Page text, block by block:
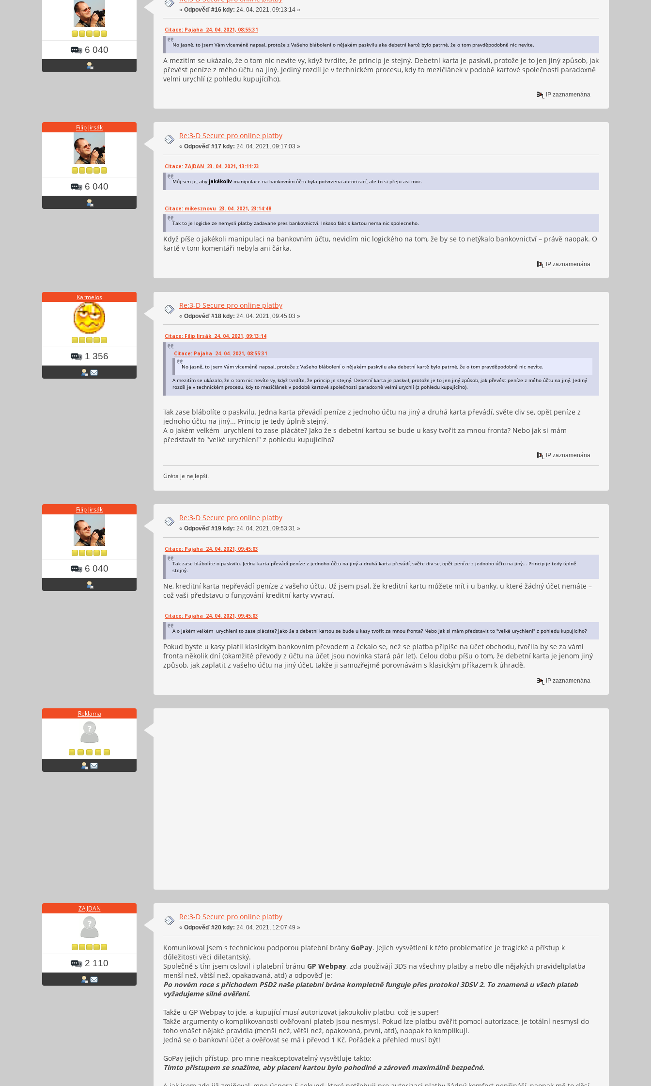
6 040
« Odpověď #16 kdy: 24. 04. 2021, 09:13:14 »
Citace: Pajaha 24. 04. 2021, 08:55:31
No jasně, to jsem Vám víceméně napsal, protože z Vašeho blábolení o nějakém paskvilu aka debetní kartě bylo patrné, že o tom pravděpodobně nic nevíte.
A mezitím se ukázalo, že o tom nic nevíte vy, když tvrdíte, že princip je stejný. Debetní karta je paskvil, protože je to jen jiný způsob, jak
převést peníze z mého účtu na jiný. Jediný rozdíl je v technickém procesu, kdy to mezičlánek v podobě kartové společnosti paradoxně
velmi urychlí (z pohledu kupujícího).
IP zaznamenána
Filip Jirsák
6 040
Re:3-D Secure pro online platby
« Odpověď #17 kdy: 24. 04. 2021, 09:17:03 »
Citace: ZAJDAN 23. 04. 2021, 13:11:23
Můj sen je, aby jakákoliv manipulace na bankovním účtu byla potvrzena autorizací, ale to si přeju asi moc.
Citace: mikesznovu 23. 04. 2021, 23:14:48
Tak to je logicke ze nemysli platby zadavane pres bankovnictvi. Inkaso fakt s kartou nema nic spolecneho.
Když píše o jakékoli manipulaci na bankovním účtu, nevidím nic logického na tom, že by se to netýkalo bankovnictví – právě naopak. O
kartě v tom komentáři nebyla ani čárka.
IP zaznamenána
Karmelos
1 356
Re:3-D Secure pro online platby
« Odpověď #18 kdy: 24. 04. 2021, 09:45:03 »
Citace: Filip Jirsák 24. 04. 2021, 09:13:14
Citace: Pajaha 24. 04. 2021, 08:55:31
No jasně, to jsem Vám víceméně napsal, protože z Vašeho blábolení o nějakém paskvilu aka debetní kartě bylo patrné, že o tom pravděpodobně nic nevíte.
A mezitím se ukázalo, že o tom nic nevíte vy, když tvrdíte, že princip je stejný. Debetní karta je paskvil, protože je to jen jiný způsob, jak převést peníze z mého účtu na jiný. Jediný
rozdíl je v technickém procesu, kdy to mezičlánek v podobě kartové společnosti paradoxně velmi urychlí (z pohledu kupujícího).
Tak zase blábolíte o paskvilu. Jedna karta převádí peníze z jednoho účtu na jiný a druhá karta převádí, světe div se, opět peníze z
jednoho účtu na jiný... Princip je tedy úplně stejný.
A o jakém velkém urychlení to zase plácáte? Jako že s debetní kartou se bude u kasy tvořit za mnou fronta? Nebo jak si mám
představit to "velké urychlení" z pohledu kupujícího?
IP zaznamenána
Gréta je nejlepší.
Filip Jirsák
6 040
Re:3-D Secure pro online platby
« Odpověď #19 kdy: 24. 04. 2021, 09:53:31 »
Citace: Pajaha 24. 04. 2021, 09:45:03
Tak zase blábolíte o paskvilu. Jedna karta převádí peníze z jednoho účtu na jiný a druhá karta převádí, světe div se, opět peníze z jednoho účtu na jiný... Princip je tedy úplně
stejný.
Ne, kreditní karta nepřevádí peníze z vašeho účtu. Už jsem psal, že kreditní kartu můžete mít i u banky, u které žádný účet nemáte –
což vaši představu o fungování kreditní karty vyvrací.
Citace: Pajaha 24. 04. 2021, 09:45:03
A o jakém velkém urychlení to zase plácáte? Jako že s debetní kartou se bude u kasy tvořit za mnou fronta? Nebo jak si mám představit to "velké urychlení" z pohledu kupujícího?
Pokud byste u kasy platil klasickým bankovním převodem a čekalo se, než se platba připíše na účet obchodu, tvořila by se za vámi
fronta několik dní (okamžité převody z účtu na účet jsou novinka stará pár let). Celou dobu píšu o tom, že debetní karta je jenom jiný
způsob, jak zaplatit z vašeho účtu na jiný účet, takže ji samozřejmě porovnávám s klasickým příkazem k úhradě.
IP zaznamenána
Reklama
ZAJDAN
2 110
Re:3-D Secure pro online platby
« Odpověď #20 kdy: 24. 04. 2021, 12:07:49 »
Komunikoval jsem s technickou podporou platební brány GoPay. Jejich vysvětlení k této problematice je tragické a přístup k
důležitosti věci diletantský.
Společně s tím jsem oslovil i platební bránu GP Webpay, zda použivájí 3DS na všechny platby a nebo dle nějakých pravidel(platba
menší než, větší než, opakaovaná, atd) a odpověď je:
Po novém roce s příchodem PSD2 naše platební brána kompletně funguje přes protokol 3DSV 2. To znamená u všech plateb
vyžadujeme silné ověření.
Takže u GP Webpay to jde, a kupující musí autorizovat jakoukoliv platbu, což je super!
Takže argumenty o komplikovanosti ověřovaní plateb jsou nesmysl. Pokud lze platbu ověřit pomocí autorizace, je totální nesmysl do
toho vnášet nějaké pravidla (menší než, větší než, opakovaná, první, atd), naopak to komplikují.
Jedná se o bankovní účet a ověřovat se má i převod 1 Kč. Pořádek a přehled musí být!
GoPay jejich přístup, pro mne neakceptovatelný vysvětluje takto:
Tímto přístupem se snažíme, aby placení kartou bylo pohodlné a zároveň maximálně bezpečné.